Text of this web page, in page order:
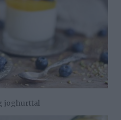
joghurttal